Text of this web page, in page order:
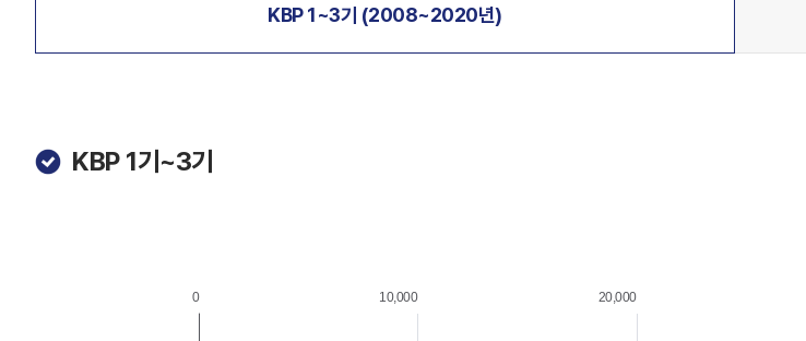
KBP 1~3기 (2008~2020년)
KBP 1기~3기